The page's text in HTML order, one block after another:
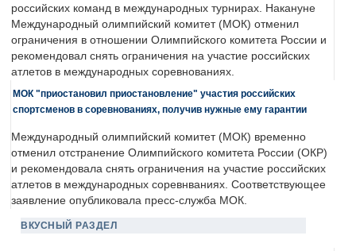
российских команд в международных турнирах. Накануне
Международный олимпийский комитет (МОК) отменил
ограничения в отношении Олимпийского комитета России и
рекомендовал снять ограничения на участие российских
атлетов в международных соревнованиях.
МОК "приостановил приостановление" участия российских
спортсменов в соревнованиях, получив нужные ему гарантии
Международный олимпийский комитет (МОК) временно
отменил отстранение Олимпийского комитета России (ОКР)
и рекомендовала снять ограничения на участие российских
атлетов в международных соревнваниях. Соответствующее
заявление опубликовала пресс-служба МОК.
ВКУСНЫЙ РАЗДЕЛ